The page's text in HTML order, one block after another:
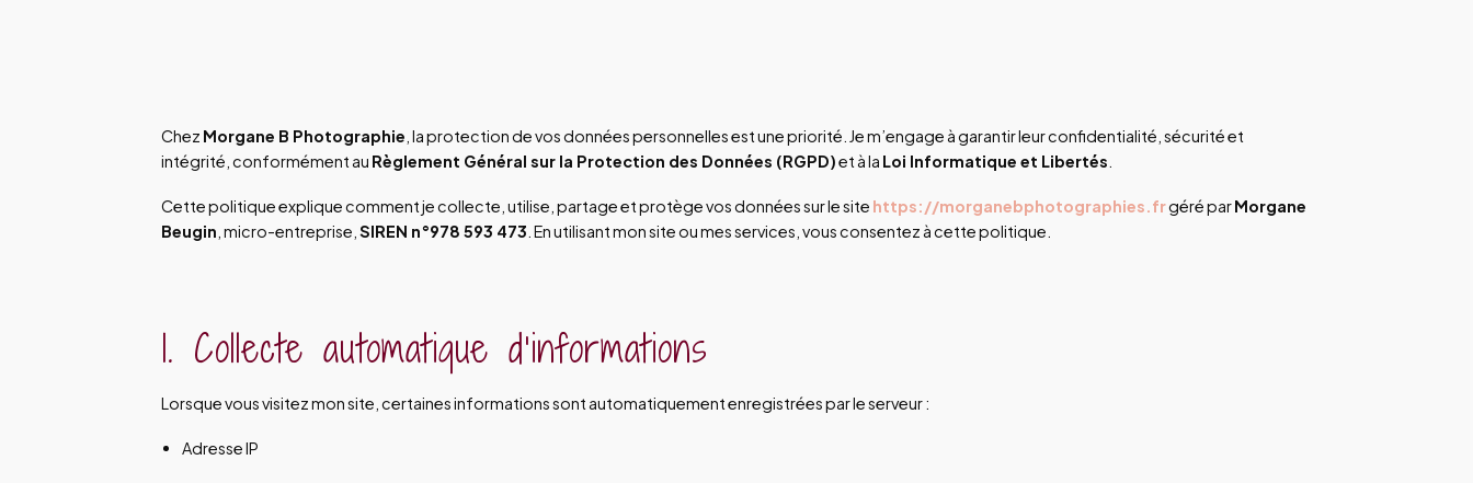
Chez Morgane B Photographie , la protection de vos données personnelles est une priorité. Je m’engage à garantir leur confidentialité, sécurité et
intégrité, conformément au Règlement Général sur la Protection des Données (RGPD)et à la Loi Informatique et Libertés
Cette politique explique comment je collecte, utilise, partage et protège vos données sur le site https://morganebphotographies.frgéré parMorgane
Beugin , micro-entreprise, SIREN n°978 593 473 . En utilisant mon site ou mes services, vous consentez à cette politique.
1. Collecte automatique d’informations
Lorsque vous visitez mon site, certaines informations sont automatiquement enregistrées par le serveur :
Adresse IP